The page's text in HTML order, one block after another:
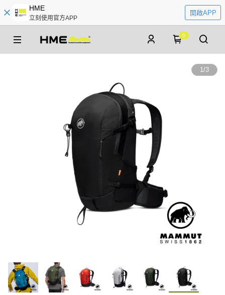
HME
立刻使用官方APP
開啟APP
0
1/3